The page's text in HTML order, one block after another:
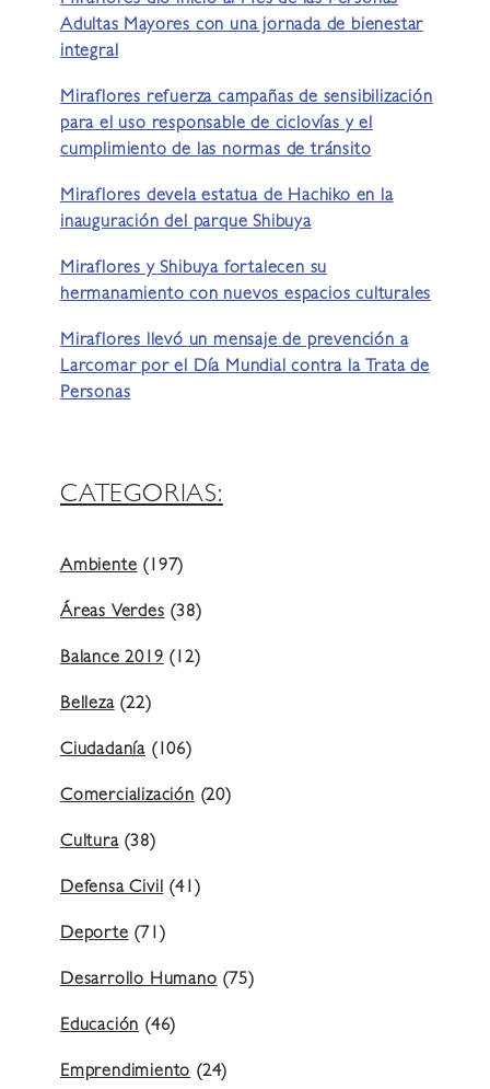
Adultas Mayores con una jornada de bienestar
integral
Miraflores refuerza campañas de sensibilización
para el uso responsable de ciclovías y el
cumplimiento de las normas de tránsito
Miraflores devela estatua de Hachiko en la
inauguración del parque Shibuya
Miraflores y Shibuya fortalecen su
hermanamiento con nuevos espacios culturales
Miraflores llevó un mensaje de prevención a
Larcomar por el Día Mundial contra la Trata de
Personas
CATEGORIAS:
Ambiente (197)
Áreas Verdes (38)
Balance 2019 (12)
Belleza(22)
Ciudadanía (106)
Comercialización (20)
Cultura(38)
Defensa Civil (41)
Deporte (71)
Desarrollo Humano (75)
Educación (46)
Emprendimiento (24)